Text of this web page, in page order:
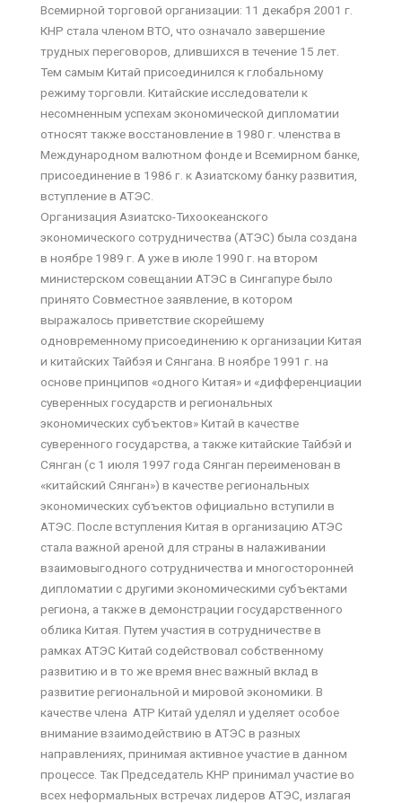
Всемирной торговой организации: 11 декабря 2001 г.
КНР стала членом ВТО, что означало завершение
трудных переговоров, длившихся в течение 15 лет.
Тем самым Китай присоединился к глобальному
режиму торговли. Китайские исследователи к
несомненным успехам экономической дипломатии
относят также восстановление в 1980 г. членства в
Международном валютном фонде и Всемирном банке,
присоединение в 1986 г. к Азиатскому банку развития,
вступление в АТЭС.
Организация Азиатско-Тихоокеанского
экономического сотрудничества (АТЭС) была создана
в ноябре 1989 г. А уже в июле 1990 г. на втором
министерском совещании АТЭС в Сингапуре было
принято Совместное заявление, в котором
выражалось приветствие скорейшему
одновременному присоединению к организации Китая
и китайских Тайбэя и Сянгана. В ноябре 1991 г. на
основе принципов «одного Китая» и «дифференциации
суверенных государств и региональных
экономических субъектов» Китай в качестве
суверенного государства, а также китайские Тайбэй и
Сянган (с 1 июля 1997 года Сянган переименован в
«китайский Сянган») в качестве региональных
экономических субъектов официально вступили в
АТЭС. После вступления Китая в организацию АТЭС
стала важной ареной для страны в налаживании
взаимовыгодного сотрудничества и многосторонней
дипломатии с другими экономическими субъектами
региона, а также в демонстрации государственного
облика Китая. Путем участия в сотрудничестве в
рамках АТЭС Китай содействовал собственному
развитию и в то же время внес важный вклад в
развитие региональной и мировой экономики. В
качестве члена АТР Китай уделял и уделяет особое
внимание взаимодействию в АТЭС в разных
направлениях, принимая активное участие в данном
процессе. Так Председатель КНР принимал участие во
всех неформальных встречах лидеров АТЭС, излагая